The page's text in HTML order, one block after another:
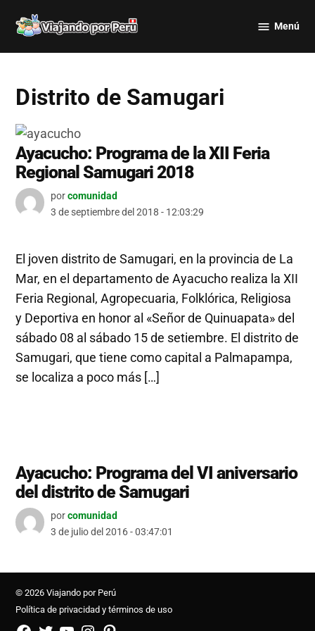
por Perú
Menú
Distrito de Samugari
Ayacucho: Programa de la XII Feria
Regional Samugari 2018
porcomunidad
3 de septiembre del 2018 - 12:03:29
El joven distrito de Samugari, en la provincia de La
Mar, en el departamento de Ayacucho realiza la XII
Feria Regional, Agropecuaria, Folklórica, Religiosa
y Deportiva en honor al «Señor de Quinuapata» del
sábado 08 al sábado 15 de setiembre. El distrito de
Samugari, que tiene como capital a Palmapampa,
se localiza a poco más […]
Ayacucho: Programa del VI aniversario
del distrito de Samugari
porcomunidad
3 de julio del 2016 - 03:47:01
© 2026 Viajando por Perú
Política de privacidad y términos de uso